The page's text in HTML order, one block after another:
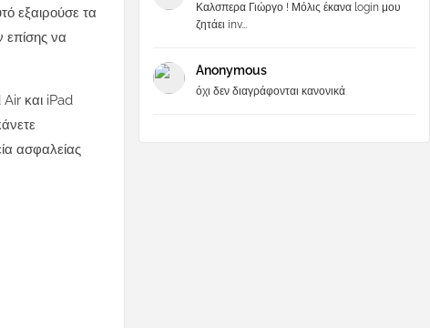
εξαιρούσε τα
επίσης να
και iPad
ασφαλείας
Καλσπερα Γιώργο ! Μόλις έκανα login μου
ζητάει inv...
Anonymous
όχι δεν διαγράφονται κανονικά